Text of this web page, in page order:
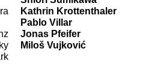
Kathrin Krottenthaler
Pablo Villar
Jonas Pfeifer
Miloš Vujković